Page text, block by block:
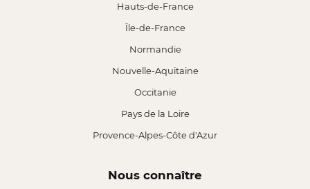
Hauts-de-France
Île-de-France
Normandie
Nouvelle-Aquitaine
Occitanie
Pays de la Loire
Provence-Alpes-Côte d'Azur
Nous connaître